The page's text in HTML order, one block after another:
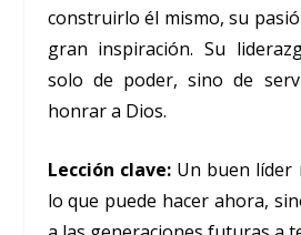
construirlo él mismo, su
gran inspiración. Su
solo de poder, sino de
honrar a Dios.
Lección clave:Un buen líder
lo que puede hacer ahora,